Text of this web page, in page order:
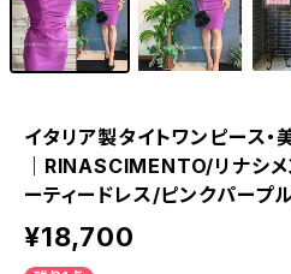
イタリア製タイトワンピース・
｜RINASCIMENTO/リナシメ
ーティードレス/ピンクパープ
¥18,700